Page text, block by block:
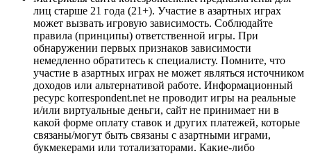
лиц старше 21 года (21+). Участие в азартных играх
может вызвать игровую зависимость. Соблюдайте
правила (принципы) ответственной игры. При
обнаружении первых признаков зависимости
немедленно обратитесь к специалисту. Помните, что
участие в азартных играх не может являться источником
доходов или альтернативой работе. Информационный
ресурс korrespondent.net не проводит игры на реальные
и/или виртуальные деньги, сайт не принимает ни в
какой форме оплату ставок и других платежей, которые
связаны/могут быть связаны с азартными играми,
букмекерами или тотализаторами. Какие-либо